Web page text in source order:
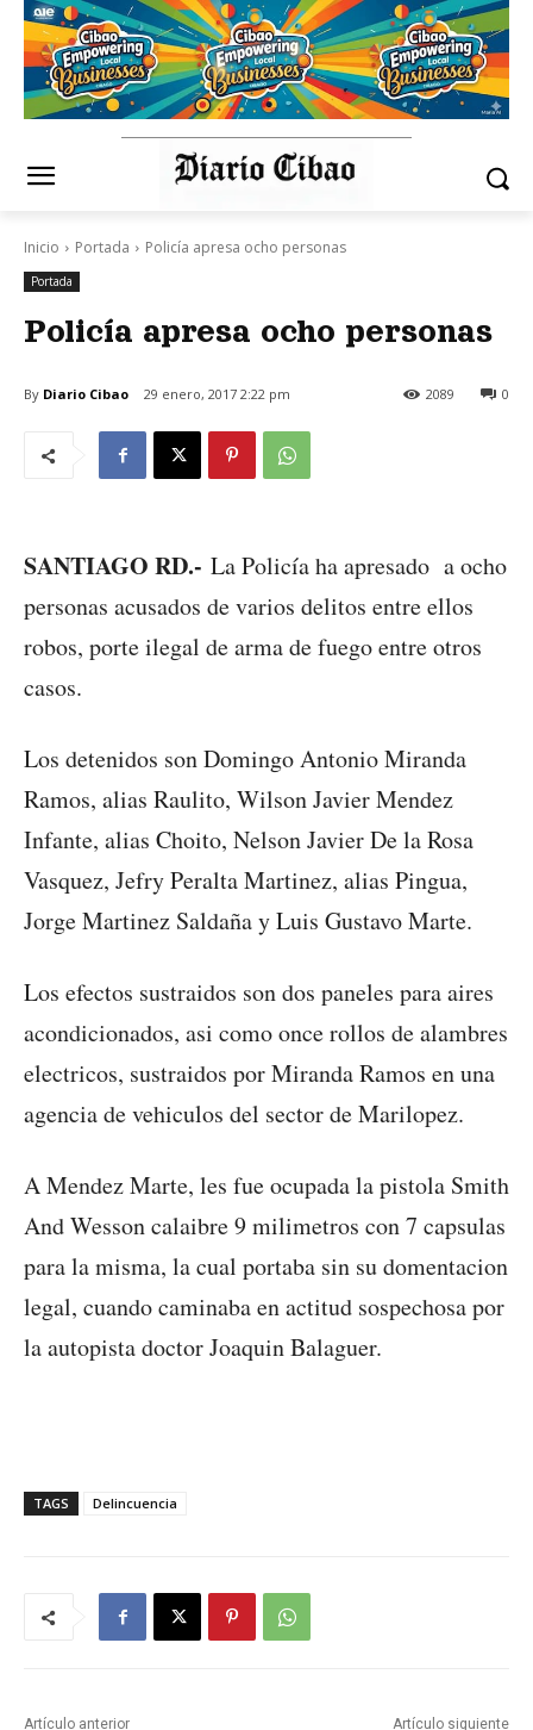
Inicio Portada Policía apresa ocho personas
Portada
Policía apresa ocho personas
By Diario Cibao 29 enero, 2017 2:22 pm 0
2089
SANTIAGO RD.- La Policía ha apresado a ocho
personas acusados de varios delitos entre ellos
robos, porte ilegal de arma de fuego entre otros
casos.
Los detenidos son Domingo Antonio Miranda
Ramos, alias Raulito, Wilson Javier Mendez
Infante, alias Choito, Nelson Javier De la Rosa
Vasquez, Jefry Peralta Martinez, alias Pingua,
Jorge Martinez Saldaña y Luis Gustavo Marte.
Los efectos sustraidos son dos paneles para aires
acondicionados, asi como once rollos de alambres
electricos, sustraidos por Miranda Ramos en una
agencia de vehiculos del sector de Marilopez.
A Mendez Marte, les fue ocupada la pistola Smith
And Wesson calaibre 9 milimetros con 7 capsulas
para la misma, la cual portaba sin su domentacion
legal, cuando caminaba en actitud sospechosa por
la autopista doctor Joaquin Balaguer.
TAGS Delincuencia
Artículo anterior Artículo siguiente